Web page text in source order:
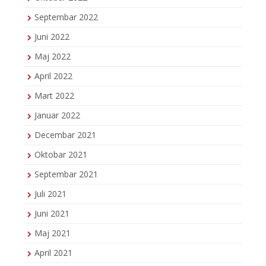
Septembar 2022
Juni 2022
Maj 2022
April 2022
Mart 2022
Januar 2022
Decembar 2021
Oktobar 2021
Septembar 2021
Juli 2021
Juni 2021
Maj 2021
April 2021